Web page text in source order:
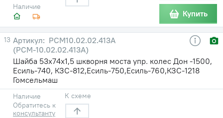
Наличие
Купить
13
РСМ10.02.02.413А
(РСМ-10.02.02.413А)
Шайба 53х74х1,5 шкворня моста упр. колес Дон -1500,
Есиль-740, КЗС-812,Есиль-750,Есиль-760,КЗС-1218
Гомсельмаш
Наличие
Обратитесь к
консультанту
К схеме